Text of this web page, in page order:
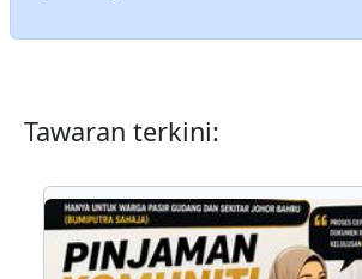
Tawaran terkini: